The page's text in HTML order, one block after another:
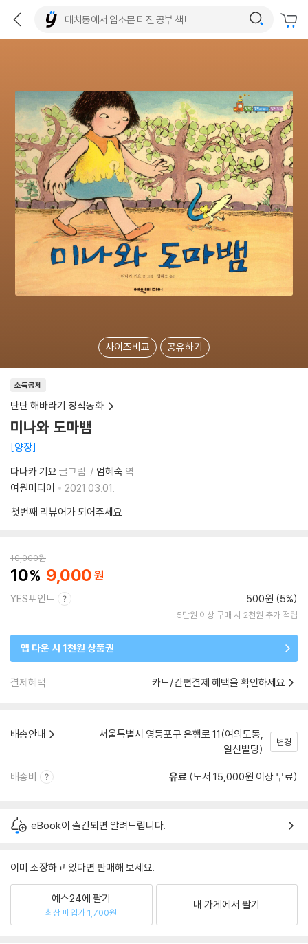
사이즈비교 공유하기
소득공제
탄탄 해바라기 창작동화
미나와 도마뱀
양장
다나카 기요 글그림 엄혜숙 역
여원미디어
2021.03.01.
첫번째 리뷰어가 되어주세요
10,000원
10 9,000
YES포인트 500원 (5%)
5만원 이상 구매 시 2천원 추가 적립
앱 다운 시 1천원 상품권
결제혜택 카드/간편결제 혜택을 확인하세요
배송안내
서울특별시 영등포구 은행로 11(여의도동,
일신빌딩)
변경
배송비 유료 (도서 15,000원 이상 무료)
eBook이 출간되면 알려드립니다.
이미 소장하고 있다면 판매해 보세요.
예스24에 팔기
최상 매입가 1,700원
내 가게에서 팔기